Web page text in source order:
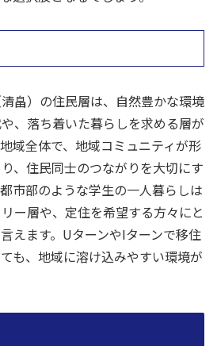
畠）の住民層は、自然豊かな環境
、落ち着いた暮らしを求める層が
域全体で、地域コミュニティが形
、住民同士のつながりを大切にす
市部のような学生の一人暮らしは
ー層や、定住を希望する方々にと
えます。UターンやIターンで移住
も、地域に溶け込みやすい環境が